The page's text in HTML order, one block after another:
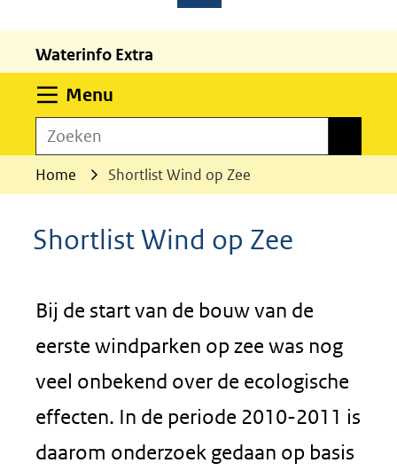
worden
toegestaan
geweigerd.
Waterinfo Extra
Menu
Zoeken
Home Shortlist Wind op Zee
Shortlist Wind op Zee
Bij de start van de bouw van de
eerste windparken op zee was nog
veel onbekend over de ecologische
effecten. In de periode 2010-2011 is
daarom onderzoek gedaan op basis